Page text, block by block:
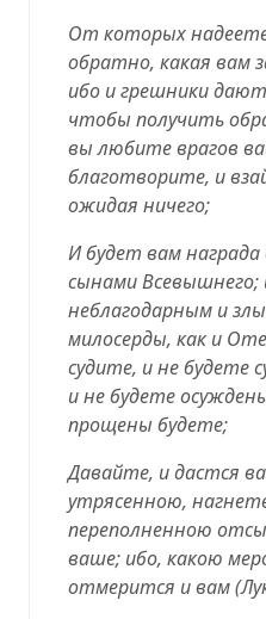
От которых
обратно, какая вам
ибо и грешники
чтобы получить
вы любите врагов
благотворите, и
ожидая ничего;
И будет вам награда
сынами Всевышнего;
неблагодарным и
милосерды, как и
судите, и не будете
и не будете
прощены будете;
Давайте, и дастся
утрясенною,
переполненною
ваше; ибо, какою
отмерится и вам (